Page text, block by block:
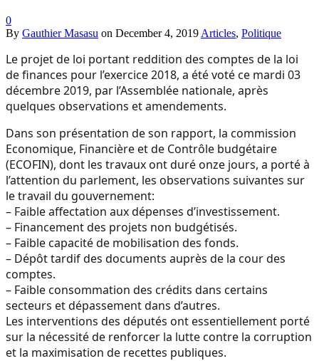
0
By Gauthier Masasu on December 4, 2019 Articles, Politique
Le projet de loi portant reddition des comptes de la loi
de finances pour l’exercice 2018, a été voté ce mardi 03
décembre 2019, par l’Assemblée nationale, après
quelques observations et amendements.
Dans son présentation de son rapport, la commission
Economique, Financière et de Contrôle budgétaire
(ECOFIN), dont les travaux ont duré onze jours, a porté à
l’attention du parlement, les observations suivantes sur
le travail du gouvernement:
– Faible affectation aux dépenses d’investissement.
– Financement des projets non budgétisés.
– Faible capacité de mobilisation des fonds.
– Dépôt tardif des documents auprès de la cour des
comptes.
– Faible consommation des crédits dans certains
secteurs et dépassement dans d’autres.
Les interventions des députés ont essentiellement porté
sur la nécessité de renforcer la lutte contre la corruption
et la maximisation de recettes publiques.